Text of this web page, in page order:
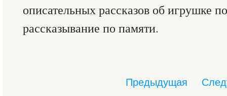
описательных рассказов об игрушке
рассказывание по памяти.
Предыдущая